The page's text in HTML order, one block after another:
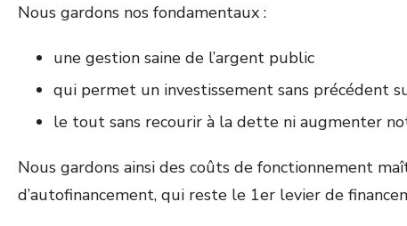
Nous gardons nos fondamentaux :
une gestion saine de l’argent public
qui permet un investissement sans précédent
le tout sans recourir à la dette ni augmenter
Nous gardons ainsi des coûts de fonctionnement
d’autofinancement, qui reste le 1er levier de